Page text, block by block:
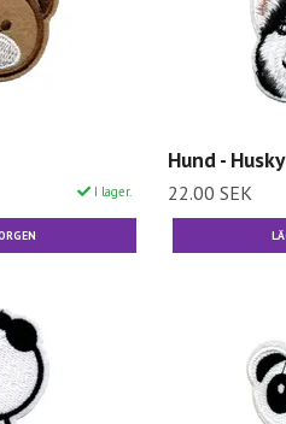
I lager.
Hund - Husky
22.00 SEK